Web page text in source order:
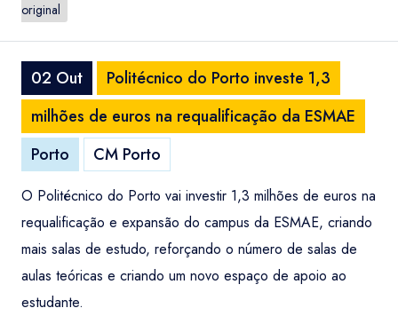
original
02 Out
Politécnico do Porto investe 1,3
milhões de euros na requalificação da ESMAE
Porto
CM Porto
O Politécnico do Porto vai investir 1,3 milhões de euros na
requalificação e expansão do campus da ESMAE, criando
mais salas de estudo, reforçando o número de salas de
aulas teóricas e criando um novo espaço de apoio ao
estudante.